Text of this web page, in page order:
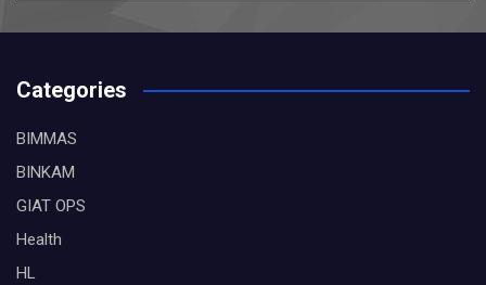
Categories
BIMMAS
BINKAM
GIAT OPS
Health
HL